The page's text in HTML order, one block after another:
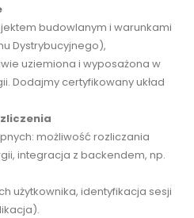
budowlanym i warunkami
Dystrybucyjnego),
uziemiona i wyposażona w
Dodajmy certyfikowany układ
możliwość rozliczania
integracja z backendem, np.
użytkownika, identyfikacja sesji